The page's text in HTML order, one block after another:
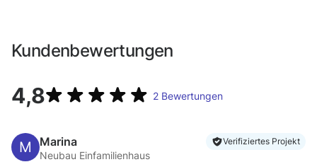
Kundenbewertungen
4,8 2 Bewertungen
Marina Verifiziertes Projekt
Neubau Einfamilienhaus